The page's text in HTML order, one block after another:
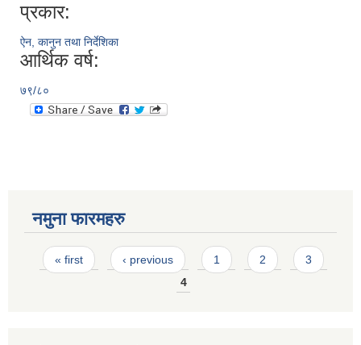
प्रकार:
ऐन, कानुन तथा निर्देशिका
आर्थिक वर्ष:
७९/८०
नमुना फारमहरु
Pages
« first ‹ previous 1 2
3
4